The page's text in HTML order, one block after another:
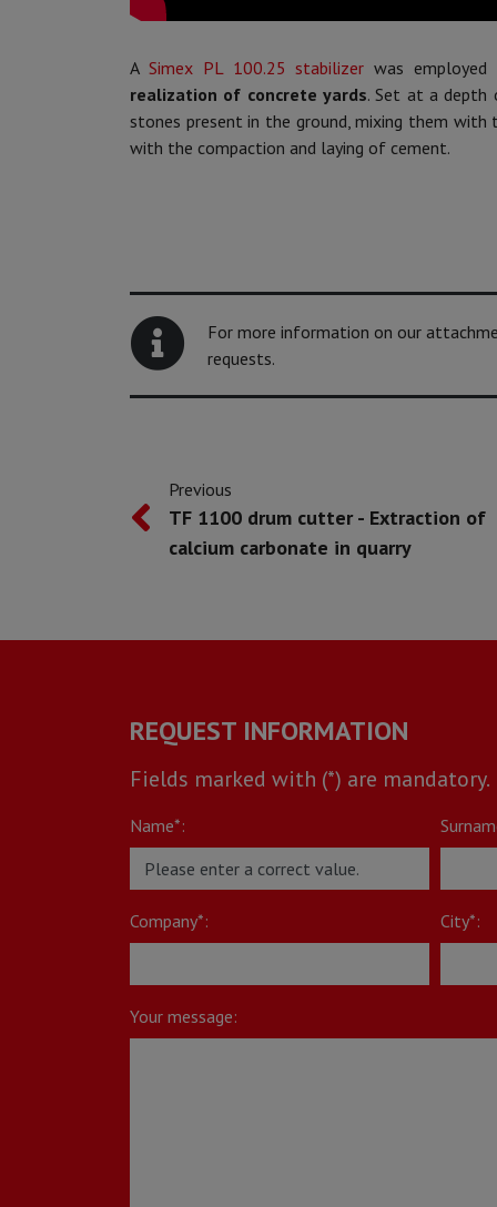
A Simex PL 100.25 stabilizer was
realization of concrete yards. Set at a depth
stones present in the ground, mixing them
with the compaction and laying of cement.
For more information on our
requests.
Previous
TF 1100 drum cutter - Extraction of
calcium carbonate in quarry
REQUEST INFORMATION
Fields marked with (*) are mandatory.
Name*:
Company*: City*:
Your message: